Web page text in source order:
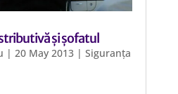
și șofatul
| 20 May 2013| Siguranța